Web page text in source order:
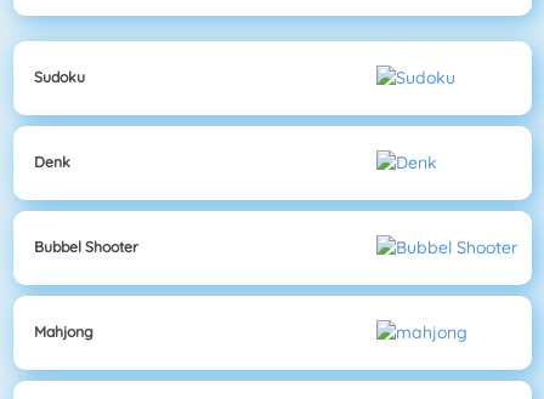
Sudoku
Denk
Bubbel Shooter
Mahjong